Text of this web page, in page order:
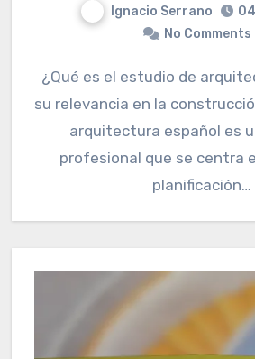
Ignacio Serrano
No Comments
¿Qué es el estudio de arquitectura español y
su relevancia en la
arquitectura español es
profesional que se centra
planificación…